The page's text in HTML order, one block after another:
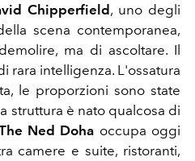
Chipperfield, uno degli
scena contemporanea,
ma di ascoltare. Il
rara intelligenza. L'ossatura
le proporzioni sono state
struttura è nato qualcosa di
Ned Doha occupa oggi
camere e suite, ristoranti,